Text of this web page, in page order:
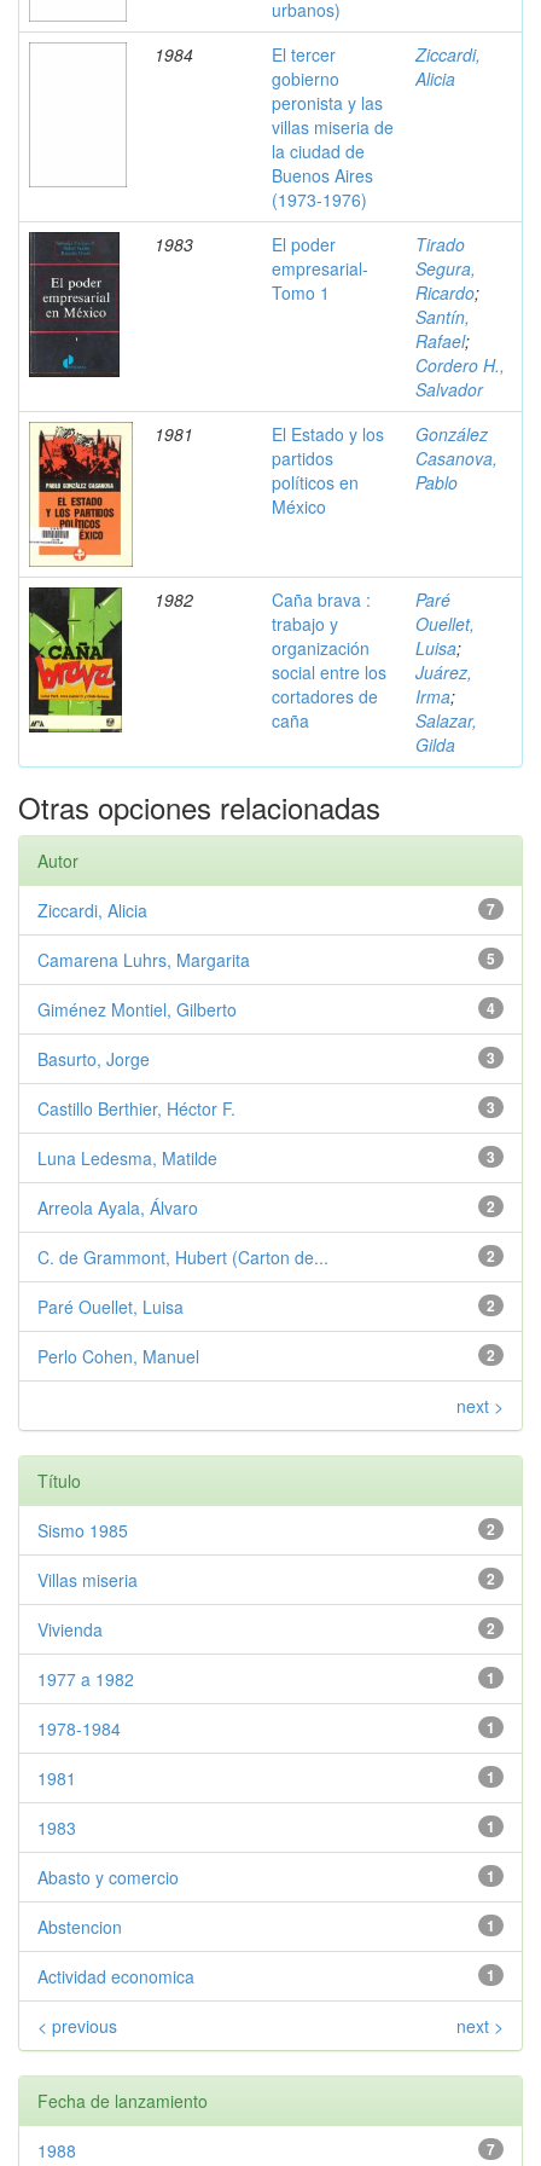
urbanos)
1984
El tercer
gobierno
peronista y las
villas miseria de
la ciudad de
Buenos Aires
(1973-1976)
Ziccardi,
Alicia
1983
El poder
empresarial-
Tomo 1
Tirado
Segura,
Ricardo;
Santín,
Rafael;
Cordero H.,
Salvador
1981
El Estado y los
partidos
políticos en
México
González
Casanova,
Pablo
1982
Caña brava :
trabajo y
organización
social entre los
cortadores de
caña
Paré
Ouellet,
Luisa;
Juárez,
Irma;
Salazar,
Gilda
Otras opciones relacionadas
Autor
7
Ziccardi, Alicia
5
Camarena Luhrs, Margarita
4
Giménez Montiel, Gilberto
3
Basurto, Jorge
3
Castillo Berthier, Héctor F.
3
Luna Ledesma, Matilde
2
Arreola Ayala, Álvaro
2
C. de Grammont, Hubert (Carton de...
2
Paré Ouellet, Luisa
2
Perlo Cohen, Manuel
next >
Título
2
Sismo 1985
2
Villas miseria
2
Vivienda
1
1977 a 1982
1
1978-1984
1
1981
1
1983
1
Abasto y comercio
1
Abstencion
1
Actividad economica
< previous next >
Fecha de lanzamiento
7
1988